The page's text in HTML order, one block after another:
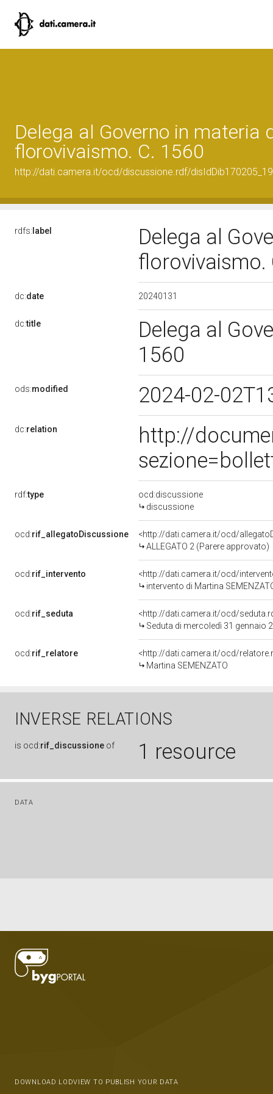
Delega al Governo in materia
florovivaismo. C. 1560
http://dati.camera.it/ocd/discussione.rdf/disIdDib170205_19
rdfs: label
Delega al
florovivaismo.
dc:date 20240131
dc:title
Delega al
1560
ods:modified 2024-02-
dc:relation
http://
rdf:type
ocd:discussione
discussione
ocd:rif_allegatoDiscussione
<http://dati.camera.it/ocd/
ALLEGATO 2 (Parere approvato)
ocd:rif_intervento
<http://dati.camera.it/ocd/
intervento di Martina
ocd:rif_seduta
<http://dati.camera.it/ocd/
Seduta di mercoledì 31 gennaio
ocd:rif_relatore
<http://dati.camera.it/ocd/
Martina SEMENZATO
INVERSE RELATIONS
is ocd:rif_discussione of 1 resource
DATA
DOWNLOAD LODVIEW TO PUBLISH YOUR DATA